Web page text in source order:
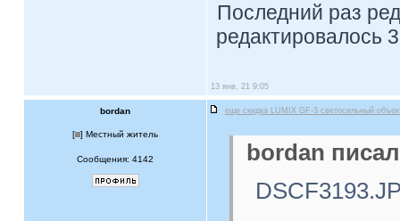
Последний раз
редактировалось
13 янв, 21 9:05
bordan еще скидка LUMIX GF-3 светосильный
[ ] Местный житель
Сообщения: 4142
bordan